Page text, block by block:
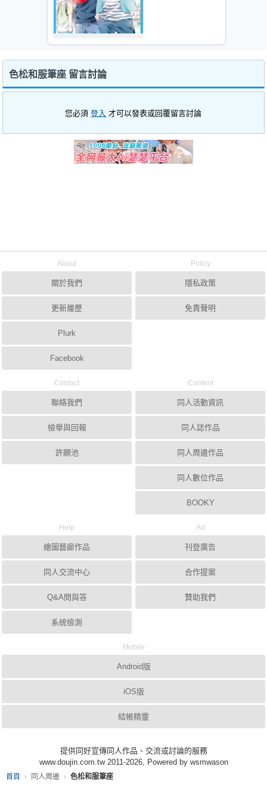
首頁 同人周邊 色松和服筆座
色松和服筆座 留言討論
您必須登入 才可以發表或回覆留言討論
About
關於我們
更新履歷
Plurk
Facebook
Policy
隱私政策
免責聲明
Contact
聯絡我們
檢舉與回報
許願池
Content
同人活動資訊
同人誌作品
同人周邊作品
同人數位作品
BOOKY
Help
繪圖藝廊作品
同人交流中心
Q&A問與答
系統檢測
Ad
刊登廣告
合作提案
贊助我們
Mobile
Android版
iOS版
結帳精靈
提供同好宣傳同人作品、交流或討論的服務
www.doujin.com.tw 2011-2026, Powered by wsmwason